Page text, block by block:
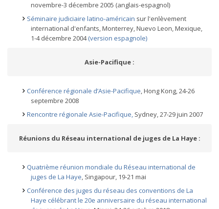
novembre-3 décembre 2005 (anglais-espagnol)
Séminaire judiciaire latino-américain sur l'enlèvement
international d'enfants, Monterrey, Nuevo Leon, Mexique,
1-4 décembre 2004(version espagnole)
Asie-Pacifique :
Conférence régionale d’Asie-Pacifique, Hong Kong, 24-26
septembre 2008
Rencontre régionale Asie-Pacifique, Sydney, 27-29 juin 2007
Réunions du Réseau international de juges de La Haye :
Quatrième réunion mondiale du Réseau international de
juges de La Haye, Singapour, 19-21 mai
Conférence des juges du réseau des conventions de La
Haye célébrant le 20e anniversaire du réseau international